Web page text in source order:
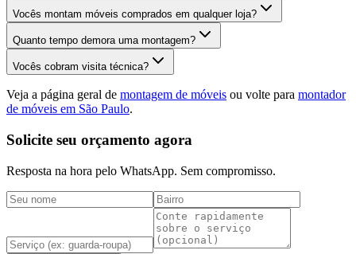
Vocês montam móveis comprados em qualquer loja?
Quanto tempo demora uma montagem?
Vocês cobram visita técnica?
Veja a página geral de montagem de móveis ou volte para montador
de móveis em São Paulo.
Solicite seu orçamento agora
Resposta na hora pelo WhatsApp. Sem compromisso.